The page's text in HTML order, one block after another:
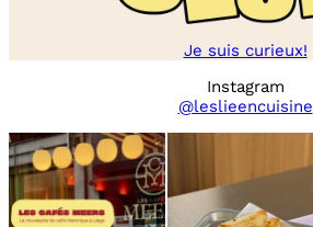
Je suis curieux!
Instagram
@leslieencuisine